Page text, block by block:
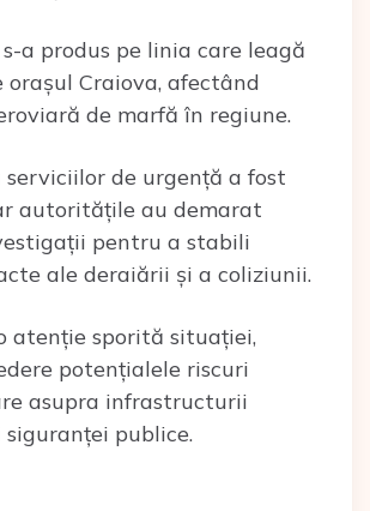
a produs pe linia care leagă
Craiova, afectând
de marfă în regiune.
de urgență a fost
autoritățile au demarat
pentru a stabili
ale deraiării și a coliziunii.
atenție sporită situației,
potențialele riscuri
asupra infrastructurii
publice.